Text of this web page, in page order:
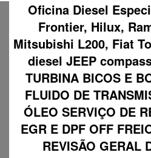
Oficina Diesel
Frontier, Hilux,
Mitsubishi L200, Fiat
diesel JEEP
TURBINA BICOS E
FLUIDO DE
ÓLEO SERVIÇO DE
EGR E DPF OFF
REVISÃO GERAL